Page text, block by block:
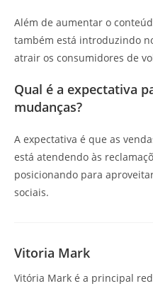
Além de aumentar o
também está introduzindo
atrair os consumidores de
Qual é a expectativa
mudanças?
A expectativa é que as
está atendendo às
posicionando para
sociais.
Vitoria Mark
Vitória Mark é a principal